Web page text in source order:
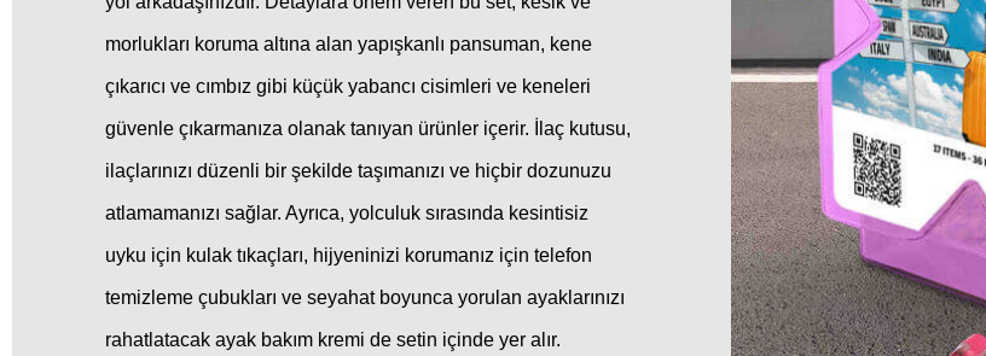
morlukları koruma altına alan yapışkanlı pansuman, kene
çıkarıcı ve cımbız gibi küçük yabancı cisimleri ve keneleri
güvenle çıkarmanıza olanak tanıyan ürünler içerir. İlaç kutusu,
ilaçlarınızı düzenli bir şekilde taşımanızı ve hiçbir dozunuzu
atlamamanızı sağlar. Ayrıca, yolculuk sırasında kesintisiz
uyku için kulak tıkaçları, hijyeninizi korumanız için telefon
temizleme çubukları ve seyahat boyunca yorulan ayaklarınızı
rahatlatacak ayak bakım kremi de setin içinde yer alır.